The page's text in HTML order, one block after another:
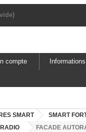
compte Informations
SMART
SMART
FACADE